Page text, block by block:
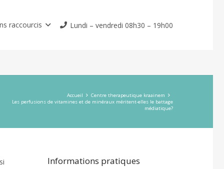
raccourcis Lundi – vendredi 08h30 – 19h00
Accueil
Centre therapeutique kraainem
Les perfusions de vitamines et de minéraux méritent-elles le battage
médiatique?
Informations pratiques